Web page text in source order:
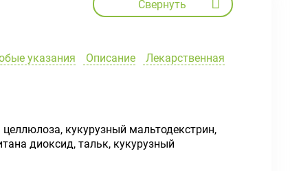
Свернуть
указания Описание
Лекарственная
кукурузный мальтодекстрин,
диоксид, тальк, кукурузный